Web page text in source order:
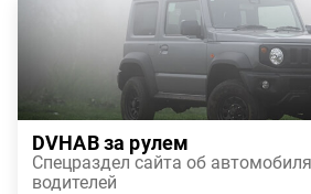
DVHAB за рулем
Спецраздел сайта об
водителей